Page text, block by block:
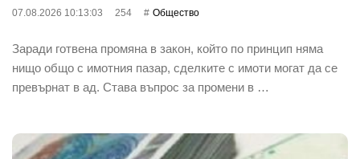
07.08.2026 10:13:03 254 Общество
Заради готвена промяна в закон, който по принцип няма
нищо общо с имотния пазар, сделките с имоти могат да се
превърнат в ад. Става въпрос за промени в …